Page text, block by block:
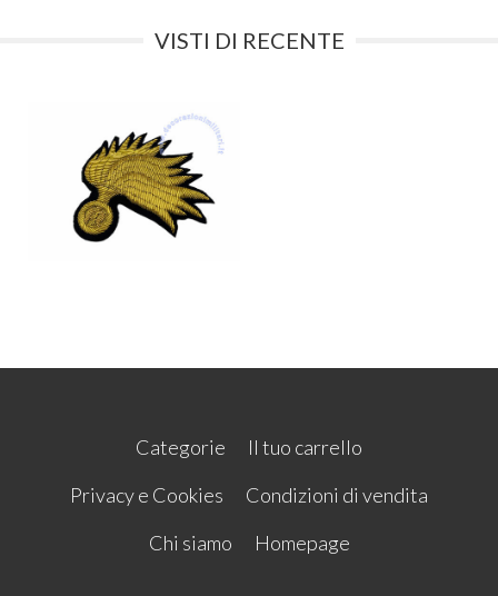
VISTI DI RECENTE
Categorie
Il tuo carrello
Privacy e Cookies
Condizioni di vendita
Chi siamo
Homepage